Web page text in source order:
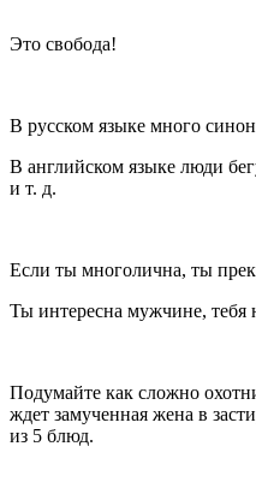
Это свобода!
В русском языке много
В английском языке люди
и т. д.
Если ты многолична, ты
Ты интересна мужчине, тебя
Подумайте как сложно
ждет замученная жена в
из 5 блюд.